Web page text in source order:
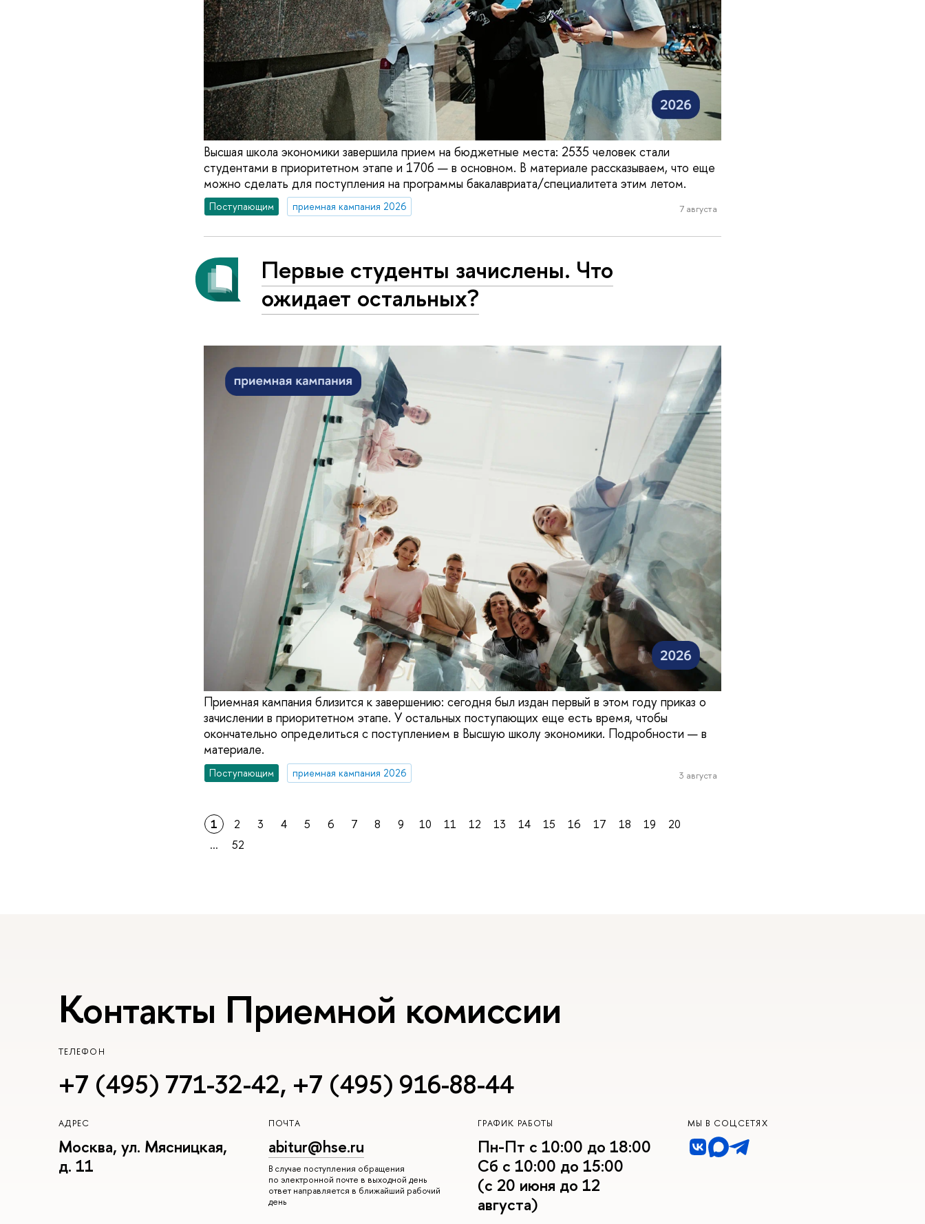
Высшая школа экономики завершила прием на бюджетные места: 2535 человек стали
студентами в приоритетном этапе и 1706 — в основном. В материале рассказываем, что еще
можно сделать для поступления на программы бакалавриата/специалитета этим летом.
Поступающим приемная кампания 2026 7 августа
Первые студенты зачислены. Что
ожидает остальных?
Приемная кампания близится к завершению: сегодня был издан первый в этом году приказ о
зачислении в приоритетном этапе. У остальных поступающих еще есть время, чтобы
окончательно определиться с поступлением в Высшую школу экономики. Подробности — в
материале.
Поступающим приемная кампания 2026 3 августа
1 2 3 4 5 6 7 8 9 10 11 12 13 14 15 16 17 18 19
20
...
52
Контакты Приемной комиссии
ТЕЛЕФОН
+7 (495) 771-32-42, +7 (495) 916-88-44
АДРЕС
Москва, ул. Мясницкая,
д. 11
ПОЧТА
abitur@hse.ru
В случае поступления обращения
по электронной почте в выходной день
ответ направляется в ближайший рабочий
день
ГРАФИК РАБОТЫ
Пн-Пт с 10:00 до 18:00
Сб с 10:00 до 15:00
(с 20 июня до 12
августа)
МЫ В СОЦСЕТЯХ